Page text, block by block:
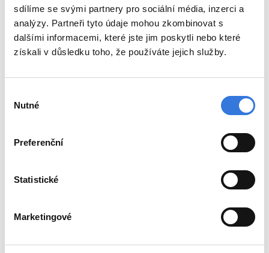
sdílíme se svými partnery pro sociální média, inzerci a
analýzy. Partneři tyto údaje mohou zkombinovat s
dalšími informacemi, které jste jim poskytli nebo které
získali v důsledku toho, že používáte jejich služby.
souhlasu
Nutné
Preferenční
Statistické
Marketingové
Poradna
Kontakty
Parkování a doprava
Kavárna
Ceníky
Návštěvní hodiny